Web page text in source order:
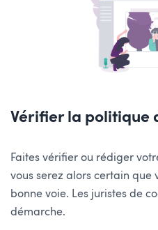
Vérifier la politique
Faites vérifier ou rédiger
vous serez alors certain que
bonne voie. Les juristes de
démarche.